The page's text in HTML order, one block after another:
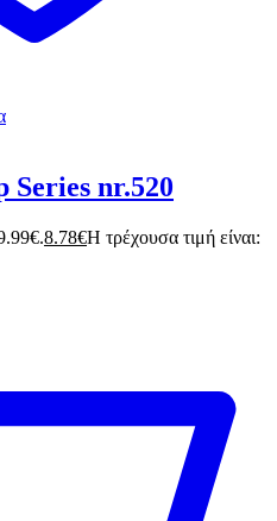
nr.520
8.78€Η τρέχουσα τιμή είναι: